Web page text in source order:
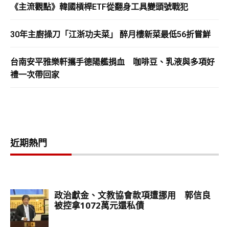
《主流觀點》韓國槓桿ETF從翻身工具變頭號戰犯
30年主廚操刀「江浙功夫菜」 醉月樓新菜最低56折嘗鮮
台南安平雅樂軒攜手德陽艦捐血 咖啡豆、乳液與多項好
禮一次帶回家
近期熱門